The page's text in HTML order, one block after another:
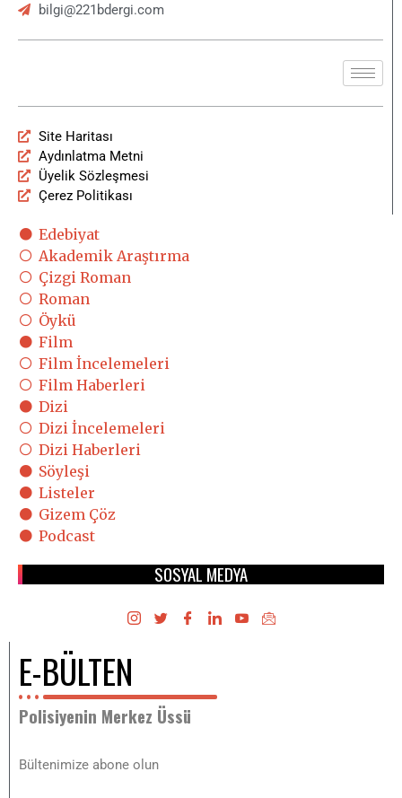
bilgi@221bdergi.com
Site Haritası
Aydınlatma Metni
Üyelik Sözleşmesi
Çerez Politikası
Edebiyat
Akademik Araştırma
Çizgi Roman
Roman
Öykü
Film
Film İncelemeleri
Film Haberleri
Dizi
Dizi İncelemeleri
Dizi Haberleri
Söyleşi
Listeler
Gizem Çöz
Podcast
SOSYAL MEDYA
E-BÜLTEN
Polisiyenin Merkez Üssü
Bültenimize abone olun